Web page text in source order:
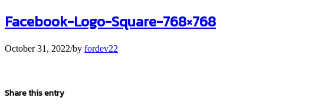
Facebook-Logo-Square-768×768
October 31, 2022/by fordev22
Share this entry